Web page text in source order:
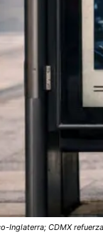
Inglaterra; CDMX